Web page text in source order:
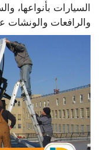
السيارات بأنواعها،
والرافعات والونشات